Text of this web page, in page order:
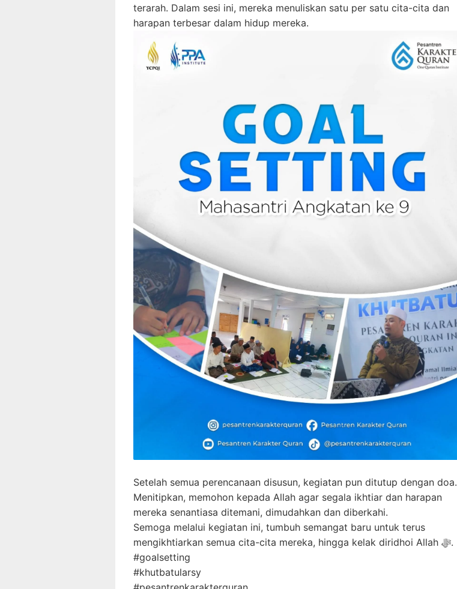
terarah. Dalam sesi ini, mereka menuliskan satu per satu cita-cita dan
harapan terbesar dalam hidup mereka.
Setelah semua perencanaan disusun, kegiatan pun ditutup dengan doa.
Menitipkan, memohon kepada Allah agar segala ikhtiar dan harapan
mereka senantiasa ditemani, dimudahkan dan diberkahi.
Semoga melalui kegiatan ini, tumbuh semangat baru untuk terus
mengikhtiarkan semua cita-cita mereka, hingga kelak diridhoi Allah ﷻ.
#goalsetting
#khutbatularsy